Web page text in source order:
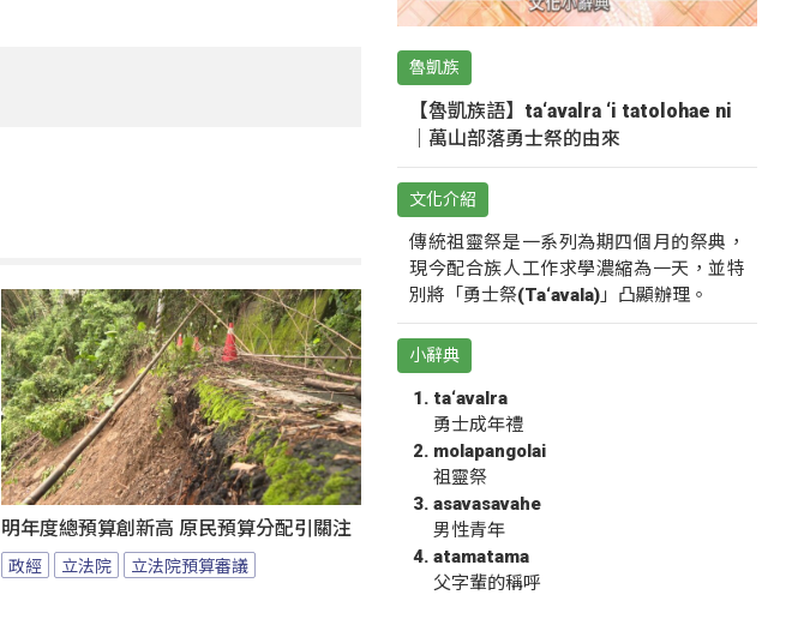
明年度總預算創新高 原民預算分配引關注
政經 立法院 立法院預算審議
魯凱族
【魯凱族語】ta‘avalra ‘i tatolohae ni
｜萬山部落勇士祭的由來
文化介紹
傳統祖靈祭是一系列為期四個月的祭典，
現今配合族人工作求學濃縮為一天，並特
別將「勇士祭(Ta‘avala)」凸顯辦理。
小辭典
ta‘avalra
勇士成年禮
molapangolai
祖靈祭
asavasavahe
男性青年
atamatama
父字輩的稱呼